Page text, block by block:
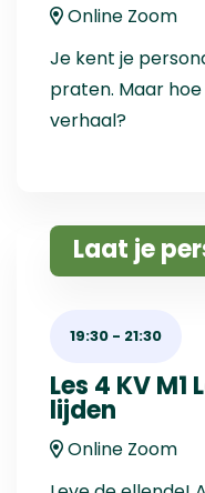
Online Zoom
Je kent je
praten. Maar
verhaal?
Laat je
19:30 - 21:30
Les 4 KV
lijden
Online Zoom